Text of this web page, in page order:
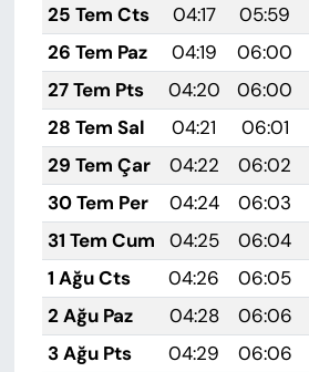
25 Tem Cts
04:17 05:59
26 Tem Paz
04:19 06:00
27 Tem Pts
04:20 06:00
28 Tem Sal
04:21 06:01
29 Tem Çar
04:22 06:02
30 Tem Per
04:24 06:03
31 Tem Cum
04:25 06:04
1 Ağu Cts
04:26 06:05
2 Ağu Paz
04:28 06:06
3 Ağu Pts
04:29 06:06